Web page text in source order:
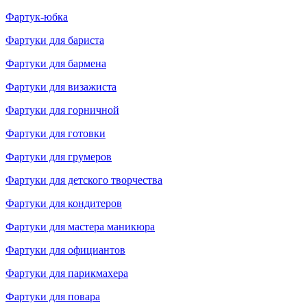
Фартук-юбка
Фартуки для бариста
Фартуки для бармена
Фартуки для визажиста
Фартуки для горничной
Фартуки для готовки
Фартуки для грумеров
Фартуки для детского творчества
Фартуки для кондитеров
Фартуки для мастера маникюра
Фартуки для официантов
Фартуки для парикмахера
Фартуки для повара